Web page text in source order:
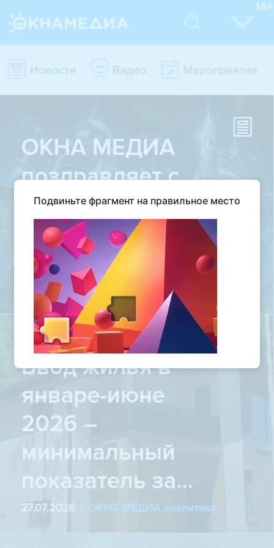
Подвиньте фрагмент на правильное место